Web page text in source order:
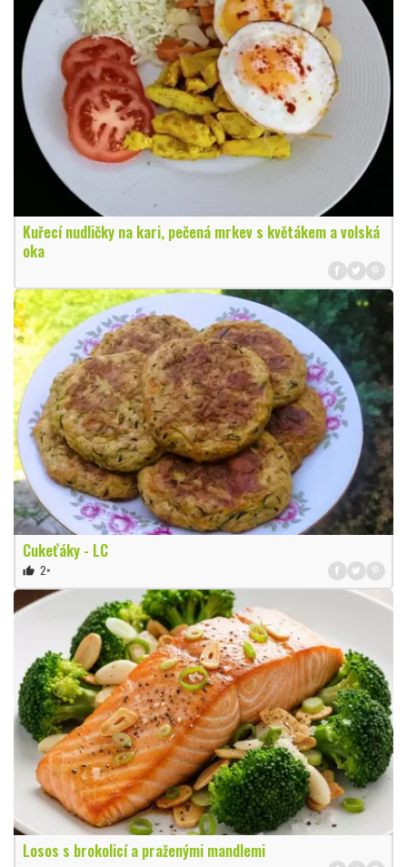
Kuřecí nudličky na kari, pečená mrkev s květákem a volská
oka
Cukeťáky - LC
thumb_up 2×
Losos s brokolicí a praženými mandlemi